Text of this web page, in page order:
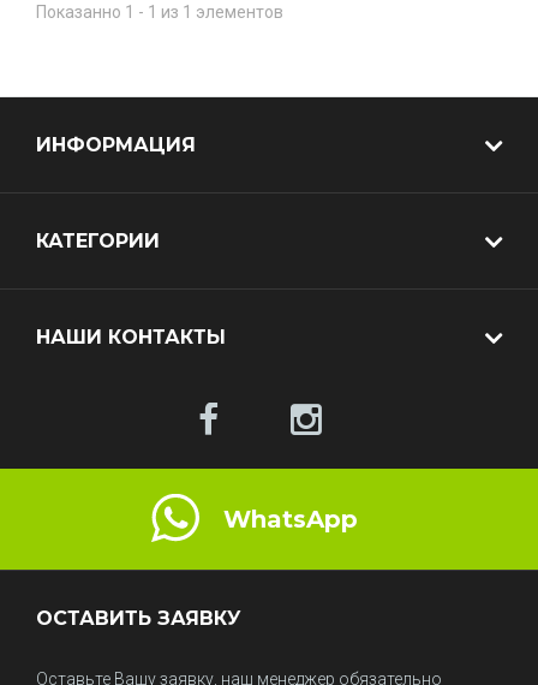
Показанно 1 - 1 из 1 элементов
ИНФОРМАЦИЯ
КАТЕГОРИИ
НАШИ КОНТАКТЫ
WhatsApp
ОСТАВИТЬ ЗАЯВКУ
Оставьте Вашу заявку, наш менеджер обязательно